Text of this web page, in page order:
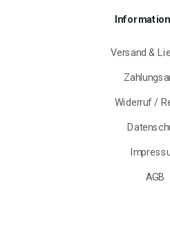
Versand &
Widerruf /
AGB